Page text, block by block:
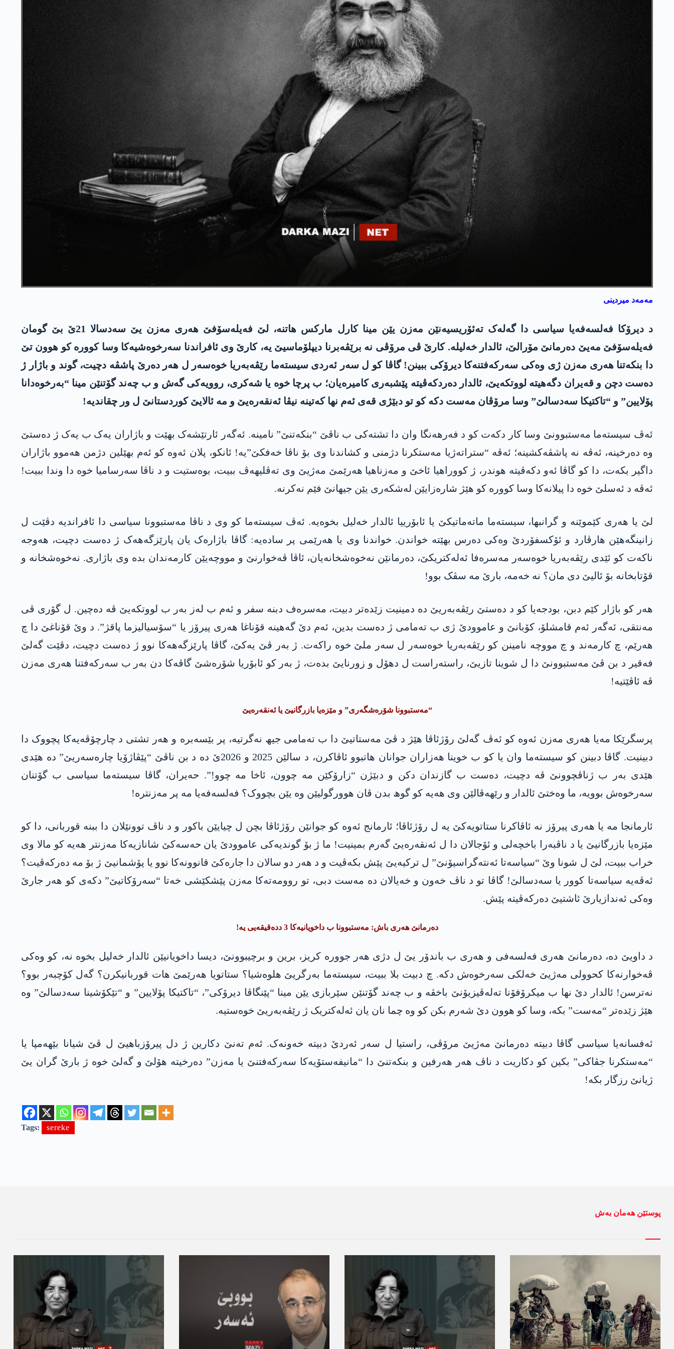
مەمەد میردینی
د دیرۆکا فەلسەفەیا سیاسی دا گەلەک تەئۆریسیەنێن مەزن یێن مینا کارل مارکس هاتنە، لێ فەیلەسۆفێ ھەری مەزن یێ سەدسالا 21ێ بێ گومان
فەیلەسۆفێ مەیێ دەرمانێ مۆرالێ، ئالدار خەلیلە. کارێ ڤی مرۆڤی نە برێڤەبرنا دیپلۆماسیێ یە، کارێ وی ئافراندنا سەرخوەشیەکا وسا کوورە کو ھوون تێ
دا بنکەتنا ھەری مەزن ژی وەکی سەرکەفتنەکا دیرۆکی ببینن! گاڤا کو ل سەر ئەردی سیستەما رێڤەبەریا خوەسەر ل ھەر دەرێ پاشڤە دچیت، گوند و باژار ژ
دەست دچن و قەیران دگەهیتە لووتکەیێ، ئالدار دەردکەڤیتە پێشبەری کامیرەیان؛ ب پرچا خوە یا شەکری، روویەکی گەش و ب چەند گۆتنێن مینا “بەرخوەدانا
پۆلایین” و “تاکتیکا سەدسالێ” وسا مرۆڤان مەست دکە کو تو دبێژی قەی ئەم نھا کەتینە نیڤا ئەنقەرەیێ و مە ئالایێ کوردستانێ ل ور چقاندیە!
ئەڤ سیستەما مەستبوونێ وسا کار دکەت کو د فەرھەنگا وان دا تشتەکی ب ناڤێ “بنکەتنێ” نامینە. ئەگەر ئارتێشەک بهێت و باژاران یەک ب یەک ژ دەستێ
وە دەرخینە، ئەڤە نە پاشڤەکشینە؛ ئەڤە “ستراتەژیا مەستکرنا دژمنی و کشاندنا وی بۆ ناڤا خەفکێ”یە! ئانکو، پلان ئەوە کو ئەم بھێلین دژمن ھەموو باژاران
داگیر بکەت، دا کو گاڤا ئەو دکەڤیتە ھوندر، ژ کووراھیا ئاخێ و مەزناھیا ھەرێمێ مەژیێ وی تەڤلیھەڤ ببیت، بوەستیت و د ناڤا سەرسامیا خوە دا وندا ببیت!
ئەڤە د ئەسلێ خوە دا پیلانەکا وسا کوورە کو هێژ شارەزایێن لەشکەری یێن جیھانێ فێم نەکرنە.
لێ یا ھەری کێموێنە و گرانبھا، سیستەما ماتەماتیکێ یا ئابۆرییا ئالدار خەلیل بخوەیە. ئەڤ سیستەما کو وی د ناڤا مەستبوونا سیاسی دا ئافراندیە دڤێت ل
زانینگەھێن ھارڤارد و ئۆکسفۆردێ وەکی دەرس بهێتە خواندن. خواندنا وی یا ھەرێمی پر سادەیە: گاڤا باژارەک یان پارێزگەھەک ژ دەست دچیت، ھەوجە
ناکەت کو ئێدی رێڤەبەریا خوەسەر مەسرەفا ئەلەکتریکێ، دەرمانێن نەخوەشخانەیان، ئاڤا ڤەخوارنێ و مووچەیێن کارمەندان بدە وی باژاری. نەخوەشخانە و
قۆتابخانە بۆ ئالیێ دی مان؟ نە خەمە، بارێ مە سڤک بوو!
ھەر کو باژار کێم دبن، بودجەیا کو د دەستێ رێڤەبەریێ دە دمینیت زێدەتر دبیت، مەسرەف دبنە سفر و ئەم ب لەز بەر ب لووتکەیێ ڤە دەچین. ل گۆری ڤی
مەنتقی، ئەگەر ئەم قامشلۆ، کۆبانێ و عاموودێ ژی ب تەمامی ژ دەست بدین، ئەم دێ گەهینە قۆناغا ھەری پیرۆز یا “سۆسیالیزما پاقژ”. د وێ قۆناغێ دا چ
ھەرێم، چ کارمەند و چ مووچە نامینن کو رێڤەبەریا خوەسەر ل سەر ملێ خوە راکەت. ژ بەر ڤێ یەکێ، گاڤا پارێزگەھەکا نوو ژ دەست دچیت، دڤێت گەلێ
فەقیر د بن ڤێ مەستبوونێ دا ل شوینا تازیێ، راستەراست ل دھۆل و زورنایێ بدەت، ژ بەر کو ئابۆریا شۆرەشێ گاڤەکا دن بەر ب سەرکەفتنا ھەری مەزن
ڤە ئاڤێتیە!
“مەستبوونا شۆرەشگەری” و مێزەیا بازرگانیێ یا ئەنقەرەیێ
پرسگرێکا مەیا ھەری مەزن ئەوە کو ئەڤ گەلێ رۆژئاڤا هێژ د ڤێ مەستاتیێ دا ب تەمامی جیھ نەگرتیە، پر بێسەبرە و ھەر تشتی د چارچۆڤەیەکا پچووک دا
دبینیت. گاڤا دبینن کو سیستەما وان یا کو ب خوینا ھەزاران جوانان ھاتبوو ئاڤاکرن، د سالێن 2025 و 2026ێ دە د بن ناڤێ “پێڤاژۆیا چارەسەریێ” دە ھێدی
ھێدی بەر ب ژناڤچوونێ ڤە دچیت، دەست ب گازندان دکن و دبێژن “زارۆکێن مە چوون، ئاخا مە چوو!”. حەیران، گاڤا سیستەما سیاسی ب گۆتنان
سەرخوەش بوویە، ما وەختێ ئالدار و رێھەڤالێن وی ھەیە کو گوھ بدن ڤان ھوورگولیێن وە یێن بچووک؟ فەلسەفەیا مە پر مەزنترە!
ئارمانجا مە یا ھەری پیرۆز نە ئاڤاکرنا ستاتویەکێ یە ل رۆژئاڤا؛ ئارمانج ئەوە کو جوانێن رۆژئاڤا بچن ل چیایێن باکور و د ناڤ توونێلان دا ببنە قوربانی، دا کو
مێزەیا بازرگانیێ یا د ناڤبەرا باخچەلی و ئۆجالان دا ل ئەنقەرەیێ گەرم بمینیت! ما ژ بۆ گوندیەکی عاموودێ یان حەسەکێ شانازیەکا مەزنتر ھەیە کو مالا وی
خراب ببیت، لێ ل شونا وێ “سیاسەتا ئەنتەگراسیۆنێ” ل ترکیەیێ پێش بکەڤیت و د ھەر دو سالان دا جارەکێ قانوونەکا نوو یا پۆشمانیێ ژ بۆ مە دەرکەڤیت؟
ئەڤەیە سیاسەتا کوور یا سەدسالێ! گاڤا تو د ناڤ خەون و خەیالان دە مەست دبی، تو روومەتەکا مەزن پێشکێشی خەتا “سەرۆکاتیێ” دکەی کو ھەر جارێ
وەکی ئەندازیارێ ئاشتیێ دەرکەڤیتە پێش.
دەرمانێ ھەری باش: مەستبوونا ب داخویانیەکا 3 ددەقیقەیی یە!
د داویێ دە، دەرمانێ ھەری فەلسەفی و ھەری ب باندۆر یێ ل دژی ھەر جوورە کریز، برین و برچیبوونێ، دیسا داخویانیێن ئالدار خەلیل بخوە نە، کو وەکی
ڤەخوارنەکا کحوولی مەژیێ خەلکی سەرخوەش دکە. چ دبیت بلا ببیت، سیستەما بەرگریێ ھلوەشیا؟ ستاتویا ھەرێمێ ھات قوربانیکرن؟ گەل کۆچبەر بوو؟
نەترسن! ئالدار دێ نھا ب میکرۆفۆنا تەلەڤیزیۆنێ باخڤە و ب چەند گۆتنێن سێربازی یێن مینا “پێنگاڤا دیرۆکی”، “تاکتیکا پۆلایین” و “تێکۆشینا سەدسالێ” وە
هێژ زێدەتر “مەست” بکە، وسا کو ھوون دێ شەرم بکن کو وە چما نان یان ئەلەکتریک ژ رێڤەبەریێ خوەستیە.
ئەفسانەیا سیاسی گاڤا دبیتە دەرمانێ مەژیێ مرۆڤی، راستیا ل سەر ئەردێ دبیتە خەونەک. ئەم تەنێ دکارین ژ دل پیرۆزباھیێ ل ڤێ شیانا بێھەمپا یا
“مەستکرنا جڤاکی” بکین کو دکاریت د ناڤ ھەر ھەرفین و بنکەتنێ دا “مانیفەستۆیەکا سەرکەفتنێ یا مەزن” دەرخیتە ھۆلێ و گەلێ خوە ژ بارێ گران یێ
ژیانێ رزگار بکە!
Tags: sereke
پوستێن ھەمان بەش